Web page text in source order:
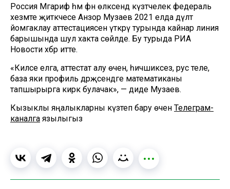
Россия Мәгариф һәм фән өлкәсендә күзәтчелек федераль
хезмәте җитәкчесе Анзор Музаев 2021 елда дәүләт
йомгаклау аттестациясен үткәрү турында кайнар линия
барышында шул хакта сөйләде. Бу турыда РИА
Новости хәбәр итте.
«Киләсе елга, аттестат алу өчен, һичшиксез, рус теле,
база яки профиль дәрәҗәсендәге математиканы
тапшырырга кирәк булачак», — диде Музаев.
Кызыклы яңалыкларны күзәтеп бару өчен Телеграм-
каналга язылыгыз